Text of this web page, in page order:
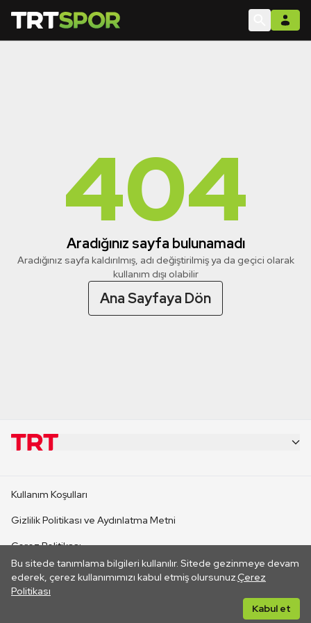
404
Aradığınız sayfa bulunamadı
Aradığınız sayfa kaldırılmış, adı değiştirilmiş ya da geçici olarak
kullanım dışı olabilir
Ana Sayfaya Dön
Bu sitede tanımlama bilgileri kullanılır. Sitede gezinmeye devam
ederek, çerez kullanımımızı kabul etmiş olursunuz.Çerez
Politikası
Kabul et
CANLI YAYINLAR
Kullanım Koşulları
Gizlilik Politikası ve Aydınlatma Metni
Çerez Politikası
İletişim
Her hakkı saklıdır. ©2026 TRT. Bağlantı yoluyla gidilen dış